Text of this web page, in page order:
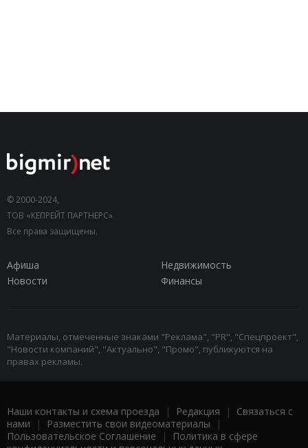
© 2000-2024,
ТОВ «КЕПРЕЙТ ПАРТНЕРС».
Все права защищены.
Афиша
Недвижимость
Новости
Финансы
Материалы, отмеченные знаками "Реклама", "PR", "Спецпроект",
"Новости компаний", "Актуально", "Промо", публикуются на
правах рекламы.
Наши контакты и схема проезда | Редакция | Связаться с
нами | Разместить свои видеоматериалы |
Пользовательское Соглашение |
Политика в сфере